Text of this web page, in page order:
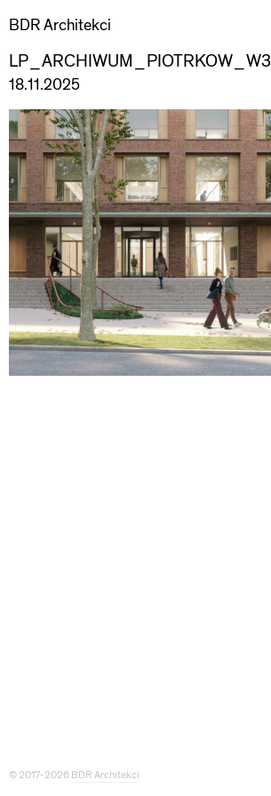
BDR Architekci
LP_ARCHIWUM_PIOTRKOW_W3
18.11.2025
© 2017-2026 BDR Architekci